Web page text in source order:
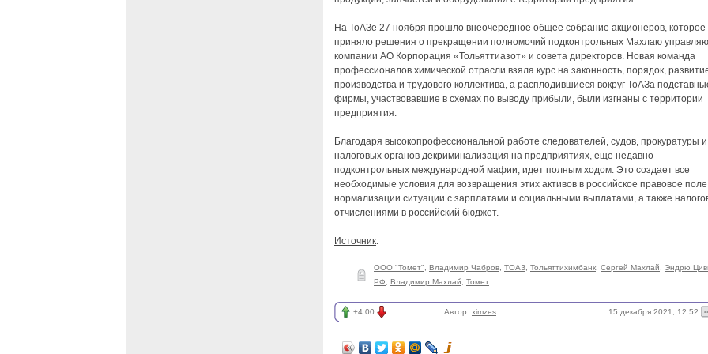
На ТоАЗе 27 ноября прошло внеочередное общее собрание акционеров, которое
приняло решения о прекращении полномочий подконтрольных Махлаю
компании АО Корпорация «Тольяттиазот» и совета директоров. Новая команда
профессионалов химической отрасли взяла курс на законность, порядок,
производства и трудового коллектива, а расплодившиеся вокруг ТоАЗа
фирмы, участвовавшие в схемах по выводу прибыли, были изгнаны c территории
предприятия.
Благодаря высокопрофессиональной работе следователей, судов, прокуратуры и
налоговых органов декриминализация на предприятиях, еще недавно
подконтрольных международной мафии, идет полным ходом. Это создает все
необходимые условия для возвращения этих активов в российское правовое
нормализации ситуации с зарплатами и социальными выплатами, а также
отчислениями в российский бюджет.
Источник.
ООО "Томет" Владимир Чабров ТОАЗ Тольяттихимбанк Сергей Махлай Эндрю
РФ
Владимир Махлай Томет
+4.00 Автор: ximzes 15 декабря 2021, 12:52